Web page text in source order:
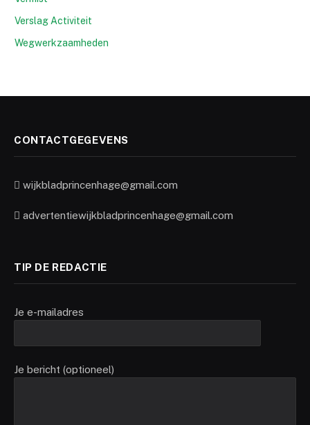
Verslag Activiteit
Wegwerkzaamheden
CONTACTGEGEVENS
wijkbladprincenhage@gmail.com
advertentiewijkbladprincenhage@gmail.com
TIP DE REDACTIE
Je e-mailadres
Je bericht (optioneel)